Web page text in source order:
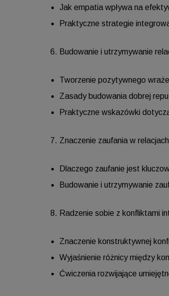
Jak empatia wpływa na
Praktyczne strategie
Budowanie i utrzymywanie
Tworzenie pozytywnego
Zasady budowania dobrej
Praktyczne wskazówki
Znaczenie zaufania w relacjach
Dlaczego zaufanie jest
Budowanie i utrzymywanie
Radzenie sobie z konfliktami
Znaczenie konstruktywnej
Wyjaśnienie różnicy między
Ćwiczenia rozwijające